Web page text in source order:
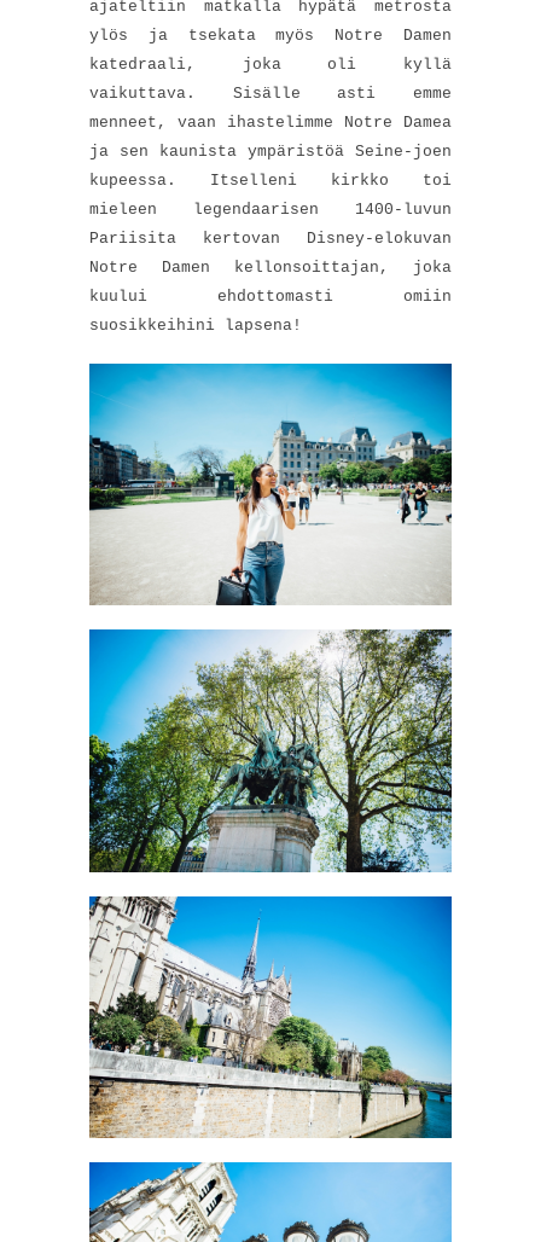
ajateltiin matkalla hypätä metrosta
ylös ja tsekata myös Notre Damen
katedraali, joka oli kyllä
vaikuttava. Sisälle asti emme
menneet, vaan ihastelimme Notre Damea
ja sen kaunista ympäristöä Seine-joen
kupeessa. Itselleni kirkko toi
mieleen legendaarisen 1400-luvun
Pariisita kertovan Disney-elokuvan
Notre Damen kellonsoittajan, joka
kuului ehdottomasti omiin
suosikkeihini lapsena!